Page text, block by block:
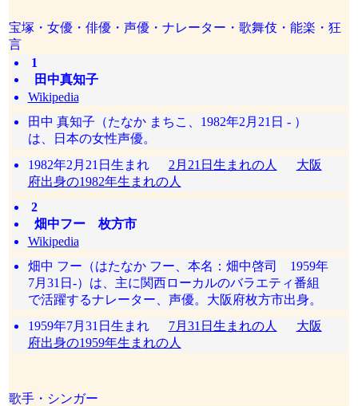
宝塚・女優・俳優・声優・ナレーター・歌舞伎・能楽・狂
言
1
田中真知子
Wikipedia
田中 真知子（たなか まちこ、1982年2月21日 - ）
は、日本の女性声優。
1982年2月21日生まれ 2月21日生まれの人
大阪
府出身の1982年生まれの人
2
畑中フー 枚方市
Wikipedia
畑中 フー（はたなか フー、本名：畑中啓司 1959年
7月31日-）は、主に関西ローカルのバラエティ番組
で活躍するナレーター、声優。大阪府枚方市出身。
1959年7月31日生まれ 7月31日生まれの人
大阪
府出身の1959年生まれの人
歌手・シンガー